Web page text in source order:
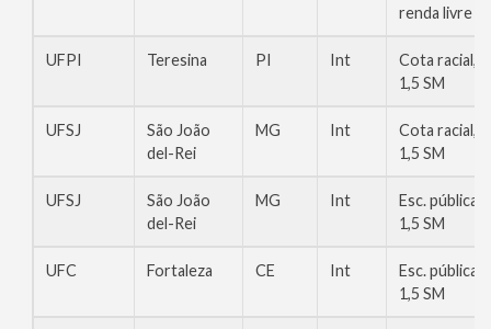
renda livre
UFPI Teresina PI Int
Cota racial,
1,5 SM
UFSJ
São João
del-Rei
MG Int
Cota racial,
1,5 SM
UFSJ
São João
del-Rei
MG Int
Esc. pública,
1,5 SM
UFC Fortaleza CE Int
Esc. pública,
1,5 SM